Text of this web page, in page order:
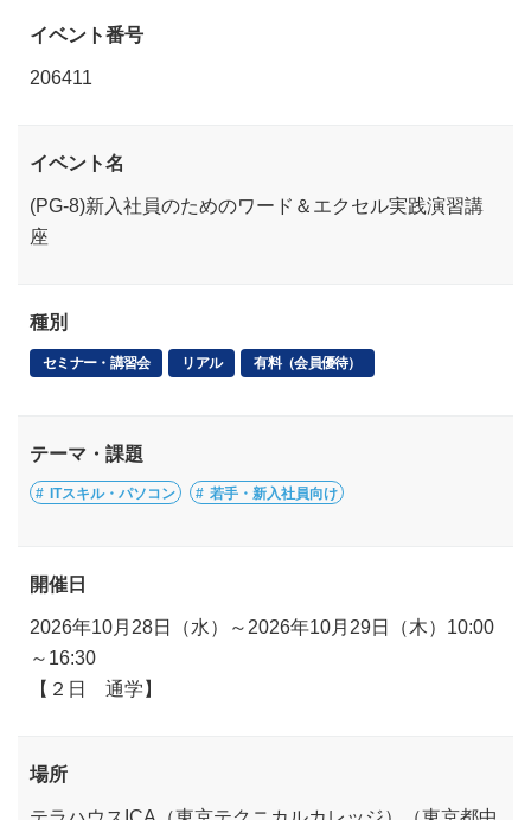
イベント番号
206411
イベント名
(PG-8)新入社員のためのワード＆エクセル実践演習講
座
種別
セミナー・講習会 リアル 有料（会員優待）
テーマ・課題
ITスキル・パソコン 若手・新入社員向け
開催日
2026年10月28日（水）～2026年10月29日（木）10:00
～16:30
【２日 通学】
場所
テラハウスICA（東京テクニカルカレッジ）（東京都中